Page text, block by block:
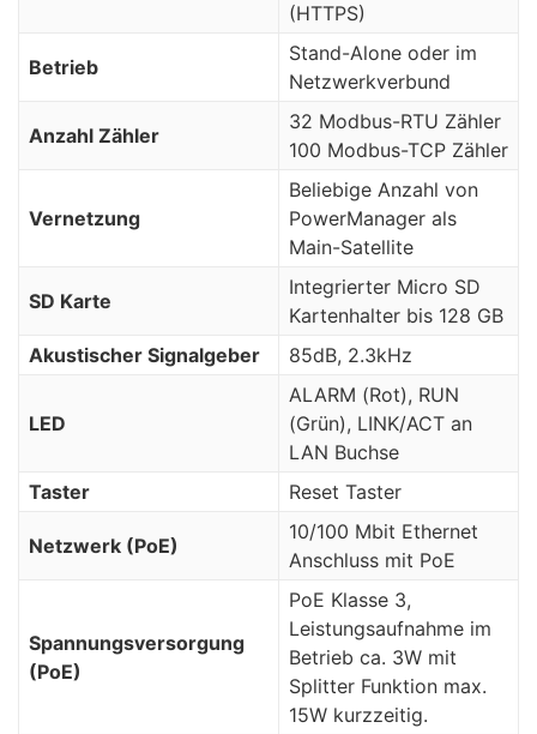
(HTTPS)
Betrieb
Stand-Alone oder im
Netzwerkverbund
Anzahl Zähler
32 Modbus-RTU Zähler
100 Modbus-TCP Zähler
Vernetzung
Beliebige Anzahl von
PowerManager als
Main-Satellite
SD Karte
Integrierter Micro SD
Kartenhalter bis 128 GB
Akustischer Signalgeber
85dB, 2.3kHz
LED
ALARM (Rot), RUN
(Grün), LINK/ACT an
LAN Buchse
Taster
Reset Taster
Netzwerk (PoE)
10/100 Mbit Ethernet
Anschluss mit PoE
Spannungsversorgung
(PoE)
PoE Klasse 3,
Leistungsaufnahme im
Betrieb ca. 3W mit
Splitter Funktion max.
15W kurzzeitig.